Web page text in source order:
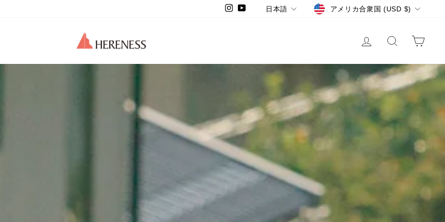
Instagram
YouTubeLANGUAGE
日本語 CURRENCY
アメリカ合衆国 (USD $)
LOG INSEARCH